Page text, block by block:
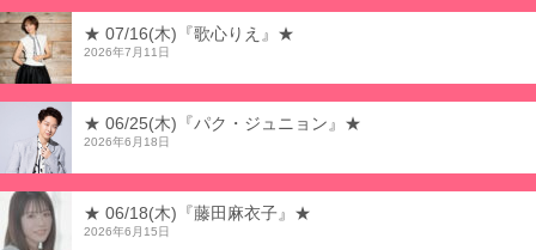
★ 07/16(木)『歌心りえ』★
2026年7月11日
★ 06/25(木)『パク・ジュニョン』★
2026年6月18日
★ 06/18(木)『藤田麻衣子』★
2026年6月15日